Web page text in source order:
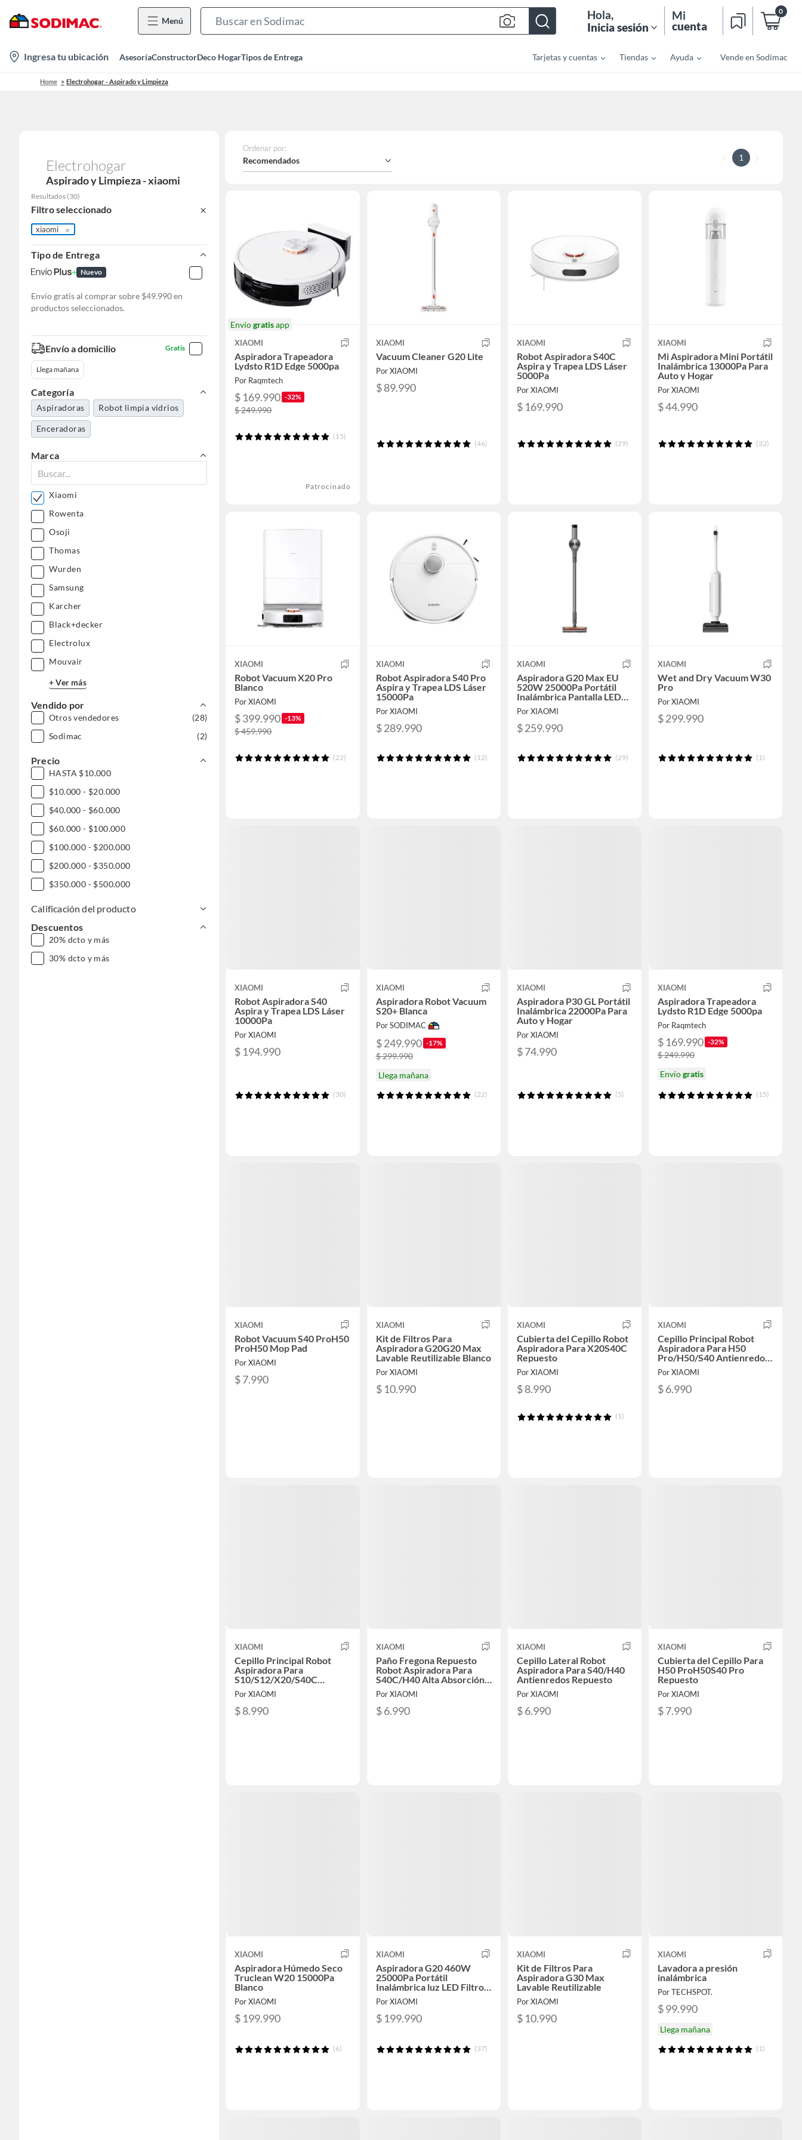
Menú
Bar
Hola,
Inicia sesión
Mi
cuenta
0
location-
icon
Ingresa tu ubicación AsesoríaConstructorDeco HogarTipos de Entrega Tarjetas y cuentas Tiendas Ayuda Vende en Sodimac
Home Electrohogar - Aspirado y Limpieza
Electrohogar
Aspirado y Limpieza - xiaomi
Resultados (30)
Filtro seleccionado
xiaomi
Tipo de Entrega
Nuevo
Envío gratis al comprar sobre $49.990 en
productos seleccionados.
Envío a domicilio Gratis
Llega mañana
Categoría
Aspiradoras Robot limpia vidrios
Enceradoras
Marca
Xiaomi
Rowenta
Osoji
Thomas
Wurden
Samsung
Karcher
Black+decker
Electrolux
Mouvair
+ Ver más
Vendido por
Otros vendedores
(28)
Sodimac
(2)
Precio
HASTA $10.000
$10.000 - $20.000
$40.000 - $60.000
$60.000 - $100.000
$100.000 - $200.000
$200.000 - $350.000
$350.000 - $500.000
Calificación del producto
Descuentos
20% dcto y más
30% dcto y más
Ordenar por:
Recomendados 1
Envíogratisapp
XIAOMI
Aspiradora Trapeadora
Lydsto R1D Edge 5000pa
Por Raqmtech
$ 169.990 -32%
$ 249.990
(15)
Patrocinado
XIAOMI
Vacuum Cleaner G20 Lite
Por XIAOMI
$ 89.990
(46)
XIAOMI
Robot Aspiradora S40C
Aspira y Trapea LDS Láser
5000Pa
Por XIAOMI
$ 169.990
(29)
XIAOMI
Mi Aspiradora Mini Portátil
Inalámbrica 13000Pa Para
Auto y Hogar
Por XIAOMI
$ 44.990
(32)
XIAOMI
Robot Vacuum X20 Pro
Blanco
Por XIAOMI
$ 399.990 -13%
$ 459.990
(22)
XIAOMI
Robot Aspiradora S40 Pro
Aspira y Trapea LDS Láser
15000Pa
Por XIAOMI
$ 289.990
(12)
XIAOMI
Aspiradora G20 Max EU
520W 25000Pa Portátil
Inalámbrica Pantalla LED
Hogares Mascotas
Por XIAOMI
$ 259.990
(29)
XIAOMI
Wet and Dry Vacuum W30
Pro
Por XIAOMI
$ 299.990
(1)
XIAOMI
Robot Aspiradora S40
Aspira y Trapea LDS Láser
10000Pa
Por XIAOMI
$ 194.990
(30)
XIAOMI
Aspiradora Robot Vacuum
S20+ Blanca
Por SODIMAC
$ 249.990 -17%
$ 299.990
Llega mañana
(22)
XIAOMI
Aspiradora P30 GL Portátil
Inalámbrica 22000Pa Para
Auto y Hogar
Por XIAOMI
$ 74.990
(5)
XIAOMI
Aspiradora Trapeadora
Lydsto R1D Edge 5000pa
Por Raqmtech
$ 169.990 -32%
$ 249.990
Envíogratis
(15)
XIAOMI
Robot Vacuum S40 ProH50
ProH50 Mop Pad
Por XIAOMI
$ 7.990
XIAOMI
Kit de Filtros Para
Aspiradora G20G20 Max
Lavable Reutilizable Blanco
Por XIAOMI
$ 10.990
XIAOMI
Cubierta del Cepillo Robot
Aspiradora Para X20S40C
Repuesto
Por XIAOMI
$ 8.990
(1)
XIAOMI
Cepillo Principal Robot
Aspiradora Para H50
Pro/H50/S40 Antienredos
Repuesto
Por XIAOMI
$ 6.990
XIAOMI
Cepillo Principal Robot
Aspiradora Para
S10/S12/X20/S40C
Lavable Repuesto
Por XIAOMI
$ 8.990
XIAOMI
Paño Fregona Repuesto
Robot Aspiradora Para
S40C/H40 Alta Absorción
Pack 2 Unidades
Por XIAOMI
$ 6.990
XIAOMI
Cepillo Lateral Robot
Aspiradora Para S40/H40
Antienredos Repuesto
Por XIAOMI
$ 6.990
XIAOMI
Cubierta del Cepillo Para
H50 ProH50S40 Pro
Repuesto
Por XIAOMI
$ 7.990
XIAOMI
Aspiradora Húmedo Seco
Truclean W20 15000Pa
Blanco
Por XIAOMI
$ 199.990
(6)
XIAOMI
Aspiradora G20 460W
25000Pa Portátil
Inalámbrica luz LED Filtro
HEPA Para Hogar
Por XIAOMI
$ 199.990
(37)
XIAOMI
Kit de Filtros Para
Aspiradora G30 Max
Lavable Reutilizable
Por XIAOMI
$ 10.990
XIAOMI
Lavadora a presión
inalámbrica
Por TECHSPOT.
$ 99.990
Llega mañana
(1)